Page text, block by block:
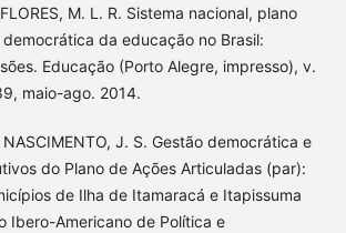
M. L. R. Sistema nacional, plano
da educação no Brasil:
Educação (Porto Alegre, impresso), v.
maio-ago. 2014.
NASCIMENTO, J. S. Gestão democrática e
do Plano de Ações Articuladas (par):
de Ilha de Itamaracá e Itapissuma
Ibero-Americano de Política e